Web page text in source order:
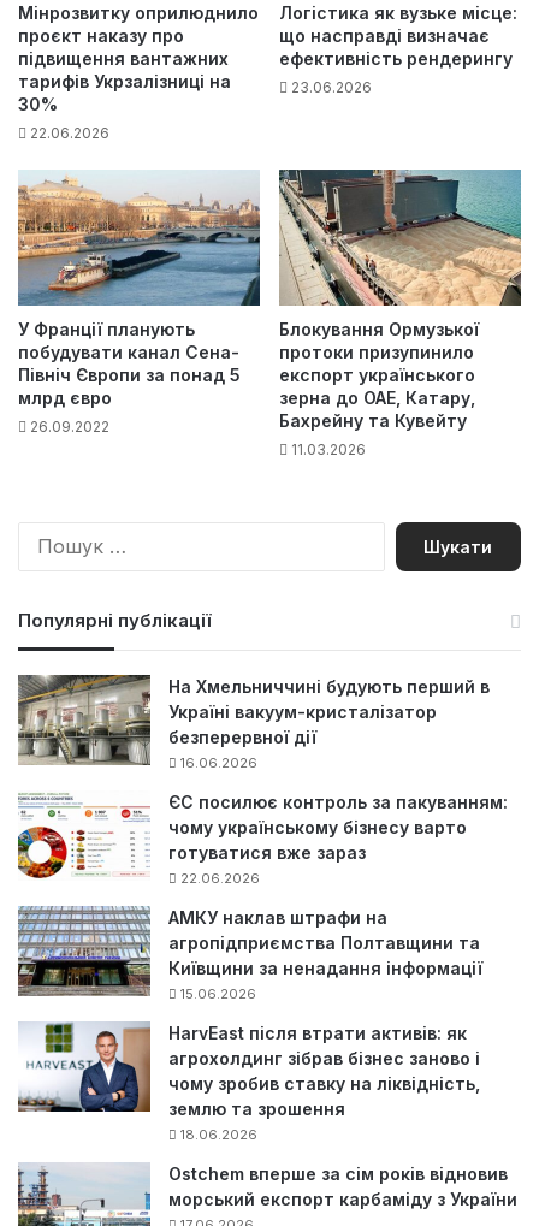
Мінрозвитку оприлюднило
проєкт наказу про
підвищення вантажних
тарифів Укрзалізниці на
30%
22.06.2026
Логістика як вузьке місце:
що насправді визначає
ефективність рендерингу
23.06.2026
У Франції планують
побудувати канал Сена-
Північ Європи за понад 5
млрд євро
26.09.2022
Блокування Ормузької
протоки призупинило
експорт українського
зерна до ОАЕ, Катару,
Бахрейну та Кувейту
11.03.2026
П
Популярні публікації
На Хмельниччині будують перший в
Україні вакуум-кристалізатор
безперервної дії
16.06.2026
ЄС посилює контроль за пакуванням:
чому українському бізнесу варто
готуватися вже зараз
22.06.2026
АМКУ наклав штрафи на
агропідприємства Полтавщини та
Київщини за ненадання інформації
15.06.2026
HarvEast після втрати активів: як
агрохолдинг зібрав бізнес заново і
чому зробив ставку на ліквідність,
землю та зрошення
18.06.2026
Ostchem вперше за сім років відновив
морський експорт карбаміду з України